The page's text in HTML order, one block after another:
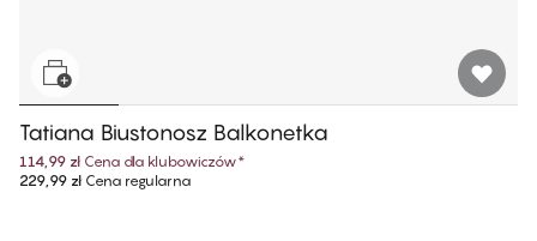
Tatiana Biustonosz Balkonetka
114,99 zł Cena dla klubowiczów*
229,99 złCena regularna